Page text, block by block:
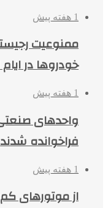
1 هفته پیش
ممنوعیت
خودروها در ایام
1 هفته پیش
واحدهای صنعتی
فراخوانده شدند
1 هفته پیش
از موتورهای